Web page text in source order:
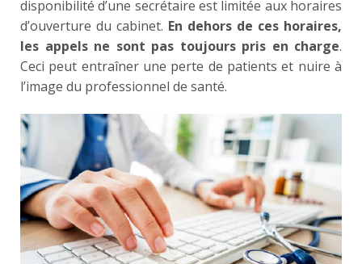
disponibilité d’une secrétaire est limitée aux horaires
d’ouverture du cabinet. En dehors de ces horaires,
les appels ne sont pas toujours pris en charge.
Ceci peut entraîner une perte de patients et nuire à
l’image du professionnel de santé.